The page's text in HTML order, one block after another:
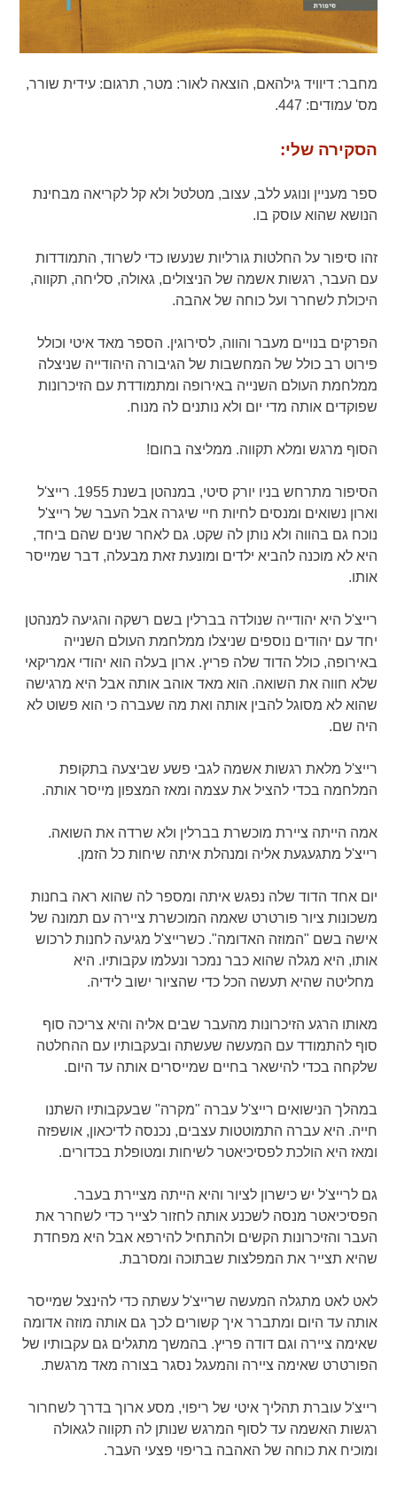
מחבר:דיוויד גילהאם, הוצאה לאור: מטר, תרגום: עידית שורר,
מס' עמודים:
הסקירה שלי:
ספר מעניין ונוגע ללב, עצוב, מטלטל ולא קל לקריאה מבחינת
הנושא שהוא עוסק בו.
זהו סיפור על החלטות גורליות שנעשו כדי לשרוד, התמודדות
עם העבר, רגשות אשמה של הניצולים, גאולה, סליחה, תקווה,
היכולת לשחרר ועל כוחה של אהבה.
הפרקים בנויים מעבר והווה, לסירוגין. הספר מאד איטי וכולל
פירוט רב כולל של המחשבות של הגיבורה היהודייה שניצלה
ממלחמת העולם השנייה באירופה ומתמודדת עם הזיכרונות
שפוקדים אותה מדי יום ולא נותנים לה מנוח.
הסוף מרגש ומלא תקווה. ממליצה בחום!
הסיפור מתרחש בניו יורק סיטי, במנהטן בשנת 1955. רייצ'ל
וארון נשואים ומנסים לחיות חיי שיגרה אבל העבר של רייצ'ל
נוכח גם בהווה ולא נותן לה שקט. גם לאחר שנים שהם ביחד,
היא לא מוכנה להביא ילדים ומונעת זאת מבעלה, דבר שמייסר
אותו.
רייצ'ל היא יהודייה שנולדה בברלין בשם רשקה והגיעה למנהטן
יחד עם יהודים נוספים שניצלו ממלחמת העולם השנייה
באירופה, כולל הדוד שלה פריץ. ארון בעלה הוא יהודי אמריקאי
שלא חווה את השואה. הוא מאד אוהב אותה אבל היא מרגישה
שהוא לא מסוגל להבין אותה ואת מה שעברה כי הוא פשוט לא
היה שם.
רייצ'ל מלאת רגשות אשמה לגבי פשע שביצעה בתקופת
המלחמה בכדי להציל את עצמה ומאז המצפון מייסר אותה.
אמה הייתה ציירת מוכשרת בברלין ולא שרדה את השואה.
רייצ'ל מתגעגעת אליה ומנהלת איתה שיחות כל הזמן.
יום אחד הדוד שלה נפגש איתה ומספר לה שהוא ראה בחנות
משכונות ציור פורטרט שאמה המוכשרת ציירה עם תמונה של
אישה בשם "המוזה האדומה". כשרייצ'ל מגיעה לחנות לרכוש
אותו, היא מגלה שהוא כבר נמכר ונעלמו עקבותיו. היא
מחליטה שהיא תעשה הכל כדי שהציור ישוב לידיה.
מאותו הרגע הזיכרונות מהעבר שבים אליה והיא צריכה סוף
סוף להתמודד עם המעשה שעשתה ובעקבותיו עם ההחלטה
שלקחה בכדי להישאר בחיים שמייסרים אותה עד היום.
במהלך הנישואים רייצ'ל עברה "מקרה" שבעקבותיו השתנו
חייה. היא עברה התמוטטות עצבים, נכנסה לדיכאון, אושפזה
ומאז היא הולכת לפסיכיאטר לשיחות ומטופלת בכדורים.
גם לרייצ'ל יש כישרון לציור והיא הייתה מציירת בעבר.
הפסיכיאטר מנסה לשכנע אותה לחזור לצייר כדי לשחרר את
העבר והזיכרונות הקשים ולהתחיל להירפא אבל היא מפחדת
שהיא תצייר את המפלצות שבתוכה ומסרבת.
לאט לאט מתגלה המעשה שרייצ'ל עשתה כדי להינצל שמייסר
אותה עד היום ומתברר איך קשורים לכך גם אותה מוזה אדומה
שאימה ציירה וגם דודה פריץ. בהמשך מתגלים גם עקבותיו של
הפורטרט שאימה ציירה והמעגל נסגר בצורה מאד מרגשת.
רייצ'ל עוברת תהליך איטי של ריפוי, מסע ארוך בדרך לשחרור
רגשות האשמה עד לסוף המרגש שנותן לה תקווה לגאולה
ומוכיח את כוחה של האהבה בריפוי פצעי העבר.